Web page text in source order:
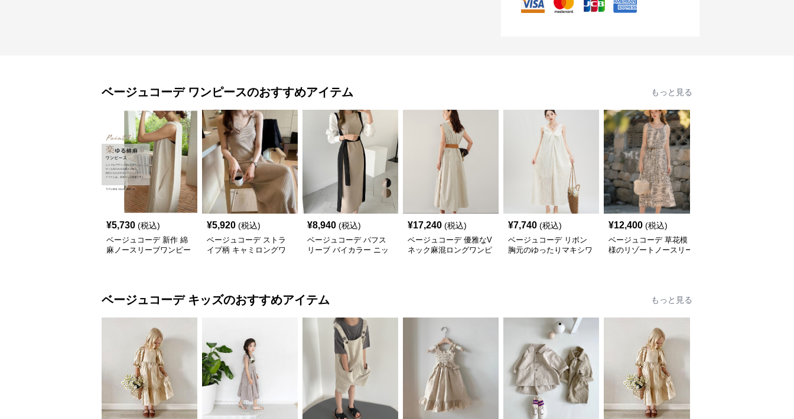
ベージュコーデ ワンピースのおすすめアイテム もっと見る
¥5,730 (税込)
ベージュコーデ 新作 綿
麻ノースリーブワンピー
¥5,920 (税込)
ベージュコーデ ストラ
イプ柄 キャミロングワ
¥8,940 (税込)
ベージュコーデ パフス
リーブ バイカラー ニッ
¥17,240 (税込)
ベージュコーデ 優雅なV
ネック麻混ロングワンピ
¥7,740 (税込)
ベージュコーデ リボン
胸元のゆったりマキシワ
¥12,400 (税込)
ベージュコーデ 草花模
様のリゾートノースリー
ベージュコーデ キッズのおすすめアイテム もっと見る